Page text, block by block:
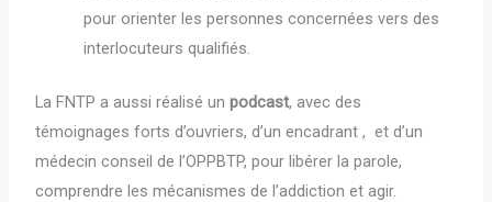
pour orienter les personnes concernées vers des
interlocuteurs qualifiés.
La FNTP a aussi réalisé unpodcast, avec des
témoignages forts d’ouvriers, d’un encadrant , et d’un
médecin conseil de l’OPPBTP, pour libérer la parole,
comprendre les mécanismes de l’addiction et agir.